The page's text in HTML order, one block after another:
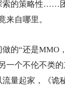
索的策略性……
来自哪里。
的“还是MMO
一个不伦不类
量起家，《诡